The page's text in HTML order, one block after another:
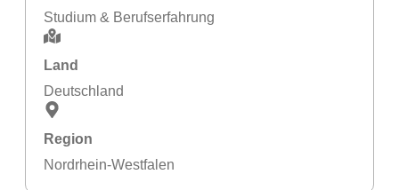
Studium & Berufserfahrung
Land
Deutschland
Region
Nordrhein-Westfalen